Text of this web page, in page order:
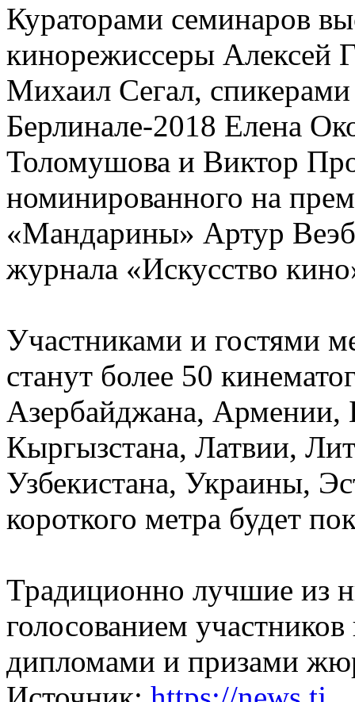
Кураторами семинаров
кинорежиссеры Алексей
Михаил Сегал,
Берлинале-2018 Елена
Толомушова и Виктор
номинированного на
«Мандарины» Артур
журнала «Искусство
Участниками и гостями
станут более 50
Азербайджана, Армении,
Кыргызстана, Латвии,
Узбекистана, Украины,
короткого метра будет
Традиционно лучшие из
голосованием
дипломами и призами